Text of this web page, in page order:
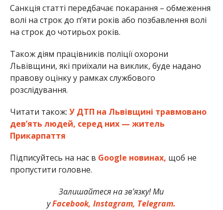
Санкція статті передбачає покарання – обмеження
волі на строк до п’яти років або позбавлення волі
на строк до чотирьох років.
Також діям працівників поліції охорони
Львівщини, які приїхали на виклик, буде надано
правову оцінку у рамках службового
розслідування.
Читати також: У ДТП на Львівщині травмовано
дев’ять людей, серед них — житель
Прикарпаття
Підписуйтесь на нас в Google новинах, щоб не
пропустити головне.
Залишайтеся на зв’язку! Ми
уFacebook, Instagram, Telegram.